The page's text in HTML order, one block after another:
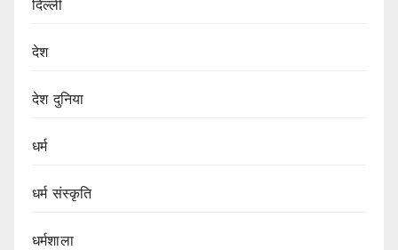
दिल्ली
देश
देश दुनिया
धर्म
धर्म संस्कृति
धर्मशाला